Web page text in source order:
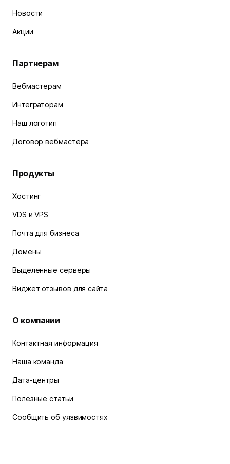
Новости
Акции
Партнерам
Вебмастерам
Интеграторам
Наш логотип
Договор вебмастера
Продукты
Хостинг
VDS и VPS
Почта для бизнеса
Домены
Выделенные серверы
Виджет отзывов для сайта
О компании
Контактная информация
Наша команда
Дата-центры
Полезные статьи
Сообщить об уязвимостях